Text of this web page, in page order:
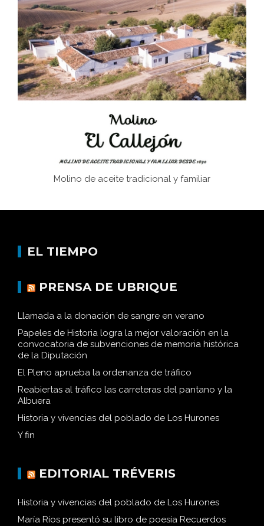
El Frente Popular. Ubrique, febrero-julio 1936
Juntar las letras. La alfabetización en el campo: del
afán de saber a la autogestión
Historia y vivencias del poblado de Los Hurones
Molino de aceite tradicional y familiar
EL TIEMPO
PRENSA DE UBRIQUE
Llamada a la donación de sangre en verano
Papeles de Historia logra la mejor valoración en la
convocatoria de subvenciones de memoria histórica
de la Diputación
El Pleno aprueba la ordenanza de tráfico
Reabiertas al tráfico las carreteras del pantano y la
Albuera
Historia y vivencias del poblado de Los Hurones
Y fin
EDITORIAL TRÉVERIS
Historia y vivencias del poblado de Los Hurones
María Ríos presentó su libro de poesía Recuerdos